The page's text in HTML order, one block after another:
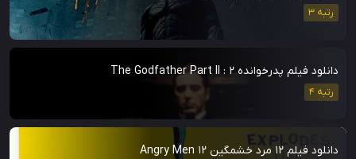
رتبه 3
دانلود فیلم پدرخوانده 2 : The Godfather Part II
رتبه 4
دانلود فیلم ۱۲ مرد خشمگین 12 Angry Men